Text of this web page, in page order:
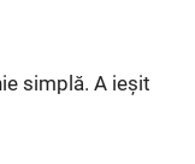
simplă. A ieșit